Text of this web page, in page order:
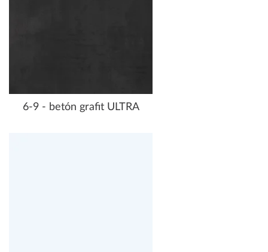
6-9 - betón grafit ULTRA